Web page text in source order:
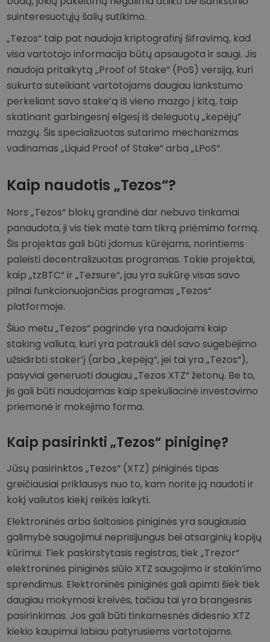
suinteresuotųjų šalių sutikimo.
„Tezos“ taip pat naudoja kriptografinį šifravimą, kad
visa vartotojo informacija būtų apsaugota ir saugi. Jis
naudoja pritaikytą „Proof of Stake“ (PoS) versiją, kuri
sukurta suteikiant vartotojams daugiau lankstumo
perkeliant savo stake’ą iš vieno mazgo į kitą, taip
skatinant garbingesnį elgesį iš deleguotų „kepėjų”
mazgų. Šis specializuotas sutarimo mechanizmas
vadinamas „Liquid Proof of Stake“ arba „LPoS“.
Kaip naudotis „Tezos“?
Nors „Tezos“ blokų grandinė dar nebuvo tinkamai
panaudota, ji vis tiek matė tam tikrą priėmimo formą.
Šis projektas gali būti įdomus kūrėjams, norintiems
paleisti decentralizuotas programas. Tokie projektai,
kaip „tzBTC“ ir „Tezsure“, jau yra sukūrę visas savo
pilnai funkcionuojančias programas „Tezos“
platformoje.
Šiuo metu „Tezos“ pagrinde yra naudojami kaip
staking valiuta, kuri yra patraukli dėl savo sugebėjimo
užsidirbti staker’į (arba „kepėją“, jei tai yra „Tezos“),
pasyviai generuoti daugiau „Tezos XTZ“ žetonų. Be to,
jis gali būti naudojamas kaip spekuliacinė investavimo
priemonė ir mokėjimo forma.
Kaip pasirinkti „Tezos“ piniginę?
Jūsų pasirinktos „Tezos“ (XTZ) piniginės tipas
greičiausiai priklausys nuo to, kam norite ją naudoti ir
kokį valiutos kiekį reikės laikyti.
Elektroninės arba šaltosios piniginės yra saugiausia
galimybė saugojimui neprisijungus bei atsarginių kopijų
kūrimui. Tiek paskirstytasis registras, tiek „Trezor“
elektroninės piniginės siūlo XTZ saugojimo ir stakin’imo
sprendimus. Elektroninės piniginės gali apimti šiek tiek
daugiau mokymosi kreivės, tačiau tai yra brangesnis
pasirinkimas. Jos gali būti tinkamesnės didesnio XTZ
kiekio kaupimui labiau patyrusiems vartotojams.